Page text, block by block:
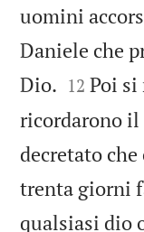
uomini
Daniele che
Dio. 

12 Poi si
ricordarono il
decretato
trenta giorni
qualsiasi dio